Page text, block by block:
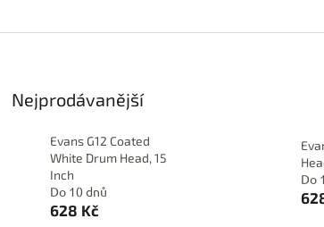
Nejprodávanější
Evans G12 Coated
White Drum Head, 15
Inch
Do 10 dnů
628 Kč
Do